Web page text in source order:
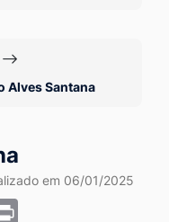
Alves Santana
em 06/01/2025